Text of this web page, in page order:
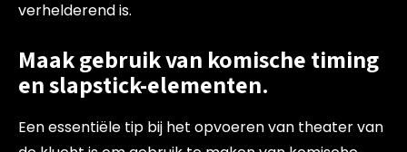
verhelderend is.
Maak gebruik van komische timing
en slapstick-elementen.
Een essentiële tip bij het opvoeren van theater van